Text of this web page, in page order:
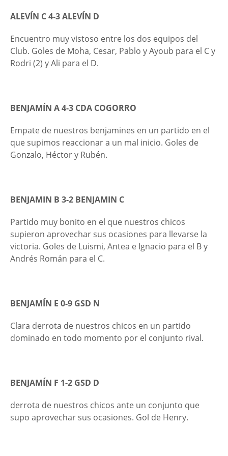
ALEVÍN C 4-3 ALEVÍN D
Encuentro muy vistoso entre los dos equipos del
Club. Goles de Moha, Cesar, Pablo y Ayoub para el C y
Rodri (2) y Ali para el D.
BENJAMÍN A 4-3 CDA COGORRO
Empate de nuestros benjamines en un partido en el
que supimos reaccionar a un mal inicio. Goles de
Gonzalo, Héctor y Rubén.
BENJAMIN B 3-2 BENJAMIN C
Partido muy bonito en el que nuestros chicos
supieron aprovechar sus ocasiones para llevarse la
victoria. Goles de Luismi, Antea e Ignacio para el B y
Andrés Román para el C.
BENJAMÍN E 0-9 GSD N
Clara derrota de nuestros chicos en un partido
dominado en todo momento por el conjunto rival.
BENJAMÍN F 1-2 GSD D
derrota de nuestros chicos ante un conjunto que
supo aprovechar sus ocasiones. Gol de Henry.